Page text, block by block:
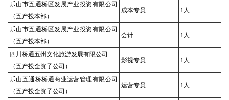
乐山市五通桥区发展产业投资有限公司
（五产投本部）
成本专员 1人
乐山市五通桥区发展产业投资有限公司
（五产投本部）
会计 1人
四川桥通五州文化旅游发展有限公司
（五产投全资子公司）
影视专员 1人
乐山五通桥桥通商业运营管理有限公司
（五产投全资子公司）
运营专员 1人